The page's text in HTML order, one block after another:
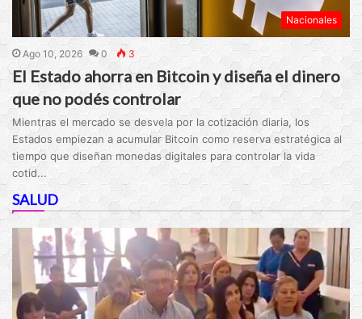
Nacionales
Ago 10, 2026 0 3
El Estado ahorra en Bitcoin y diseña el dinero
que no podés controlar
Mientras el mercado se desvela por la cotización diaria, los
Estados empiezan a acumular Bitcoin como reserva estratégica al
tiempo que diseñan monedas digitales para controlar la vida
cotid...
SALUD